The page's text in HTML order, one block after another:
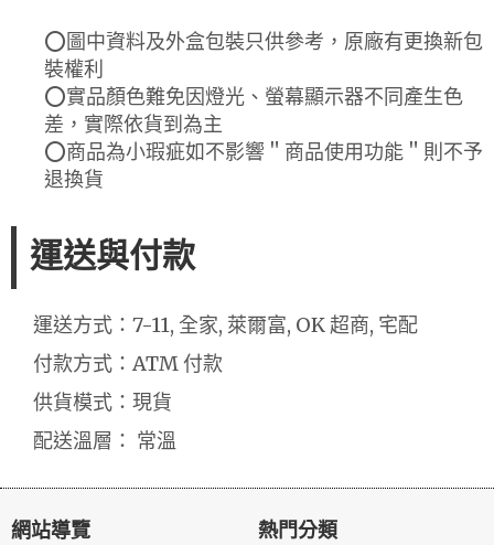
⭕圖中資料及外盒包裝只供參考，原廠有更換新包
裝權利
⭕實品顏色難免因燈光、螢幕顯示器不同產生色
差，實際依貨到為主
⭕商品為小瑕疵如不影響＂商品使用功能＂則不予
退換貨
運送與付款
運送方式：7-11, 全家, 萊爾富, OK 超商, 宅配
付款方式：ATM 付款
供貨模式：現貨
配送溫層： 常溫
網站導覽 熱門分類